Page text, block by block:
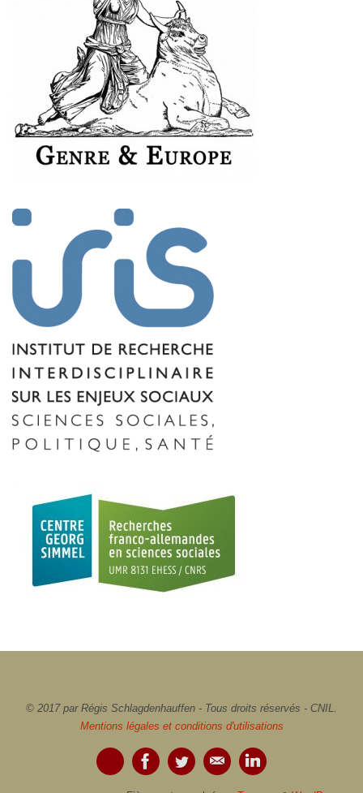
© 2017 par Régis Schlagdenhauffen - Tous droits réservés - CNIL.
Mentions légales et conditions d'utilisations